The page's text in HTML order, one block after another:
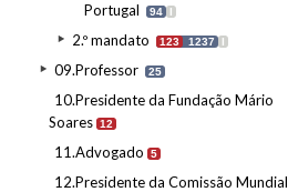
Portugal
94 I
2.º mandato 123 1237 I
09.Professor 25
10.Presidente da Fundação Mário
Soares 12
11.Advogado 5
12.Presidente da Comissão Mundial